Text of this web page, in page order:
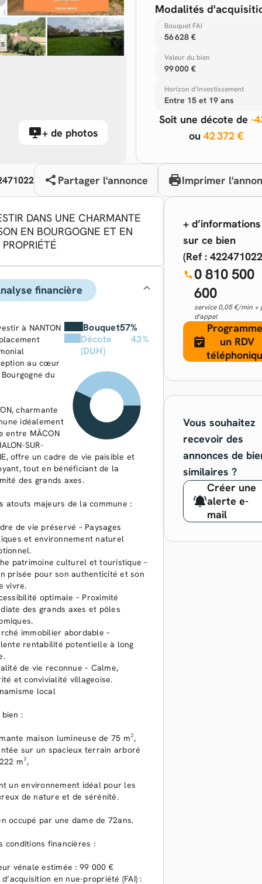
+ de photos
Modalités
Bouquet FAI
56 628 €
Valeur du bien
99 000 €
Horizon d’investissement
Entre 15 et 19 ans
Soit une décote de -
ou42 372 €
Partager l'annonce Imprimer
DANS UNE CHARMANTE
EN BOURGOGNE ET EN
financière
Bouquet57%
Décote
(DUH)
43%
à NANTON
au cœur
du
charmante
idéalement
entre MÂCON
SUR-
offre un cadre de vie paisible et
tout en bénéficiant de la
des grands axes.
atouts majeurs de la commune :
de vie préservé – Paysages
et environnement naturel
patrimoine culturel et touristique –
prisée pour son authenticité et son
vivre.
optimale – Proximité
des grands axes et pôles
immobilier abordable –
rentabilité potentielle à long
de vie reconnue – Calme,
et convivialité villageoise.
local
bien :
maison lumineuse de 75 m²,
sur un spacieux terrain arboré
m²,
un environnement idéal pour les
de nature et de sérénité.
occupé par une dame de 72ans.
conditions financières :
vénale estimée : 99 000 €
d’acquisition en nue-propriété (FAI) :
+ d’informations
sur ce bien
(Ref :
0 810 500
600
service 0,05 €/min +
d'appel
un RDV
Vous souhaitez
recevoir des
annonces de
similaires ?
Créer une
alerte e-
mail